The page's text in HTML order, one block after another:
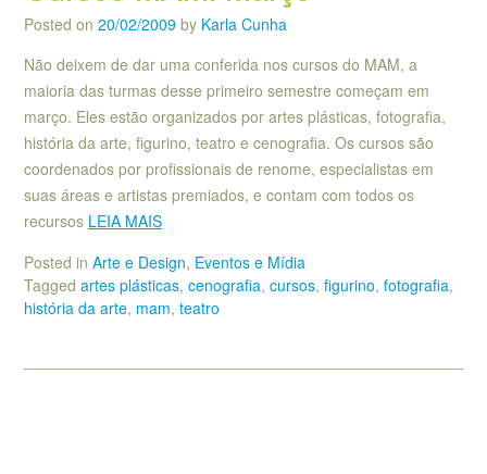
Posted on 20/02/2009 by Karla Cunha
Não deixem de dar uma conferida nos cursos do MAM, a
maioria das turmas desse primeiro semestre começam em
março. Eles estão organizados por artes plásticas, fotografia,
história da arte, figurino, teatro e cenografia. Os cursos são
coordenados por profissionais de renome, especialistas em
suas áreas e artistas premiados, e contam com todos os
recursos LEIA MAIS
Posted in Arte e Design, Eventos e Mídia
Tagged artes plásticas, cenografia, cursos, figurino, fotografia,
história da arte, mam, teatro